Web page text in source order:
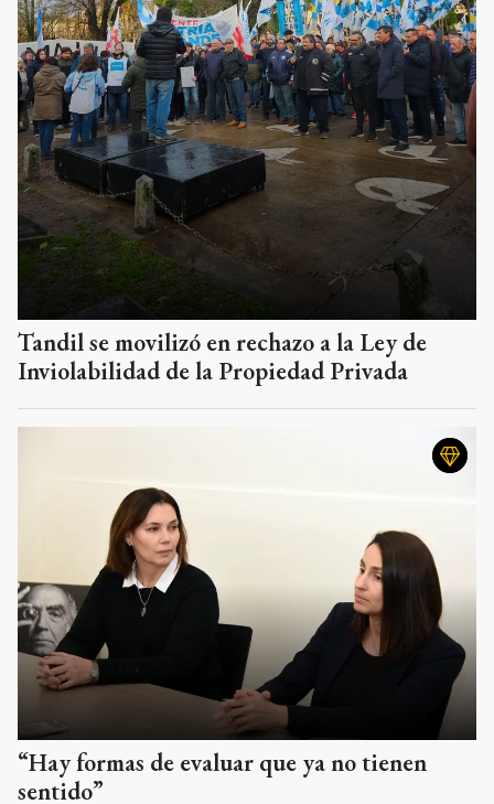
Tandil se movilizó en rechazo a la Ley de
Inviolabilidad de la Propiedad Privada
“Hay formas de evaluar que ya no tienen
sentido”